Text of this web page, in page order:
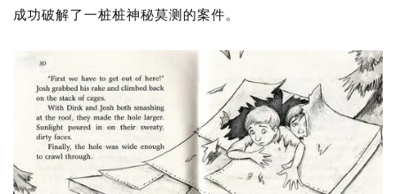
成功破解了一桩桩神秘莫测的案件。